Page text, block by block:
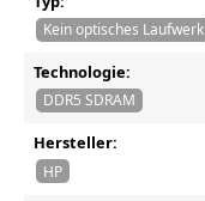
Kein optisches Laufwerk
Technologie:
DDR5 SDRAM
Hersteller:
HP